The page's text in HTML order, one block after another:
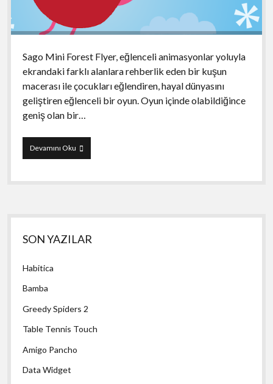
Sago Mini Forest Flyer, eğlenceli animasyonlar yoluyla
ekrandaki farklı alanlara rehberlik eden bir kuşun
macerası ile çocukları eğlendiren, hayal dünyasını
geliştiren eğlenceli bir oyun. Oyun içinde olabildiğince
geniş olan bir…
Devamını OkuSago
Mini
Flyer
Yan
Menü
SON YAZILAR
Habitica
Bamba
Greedy Spiders 2
Table Tennis Touch
Amigo Pancho
Data Widget